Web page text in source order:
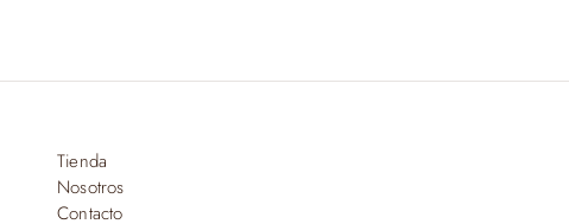
Tienda
Nosotros
Contacto